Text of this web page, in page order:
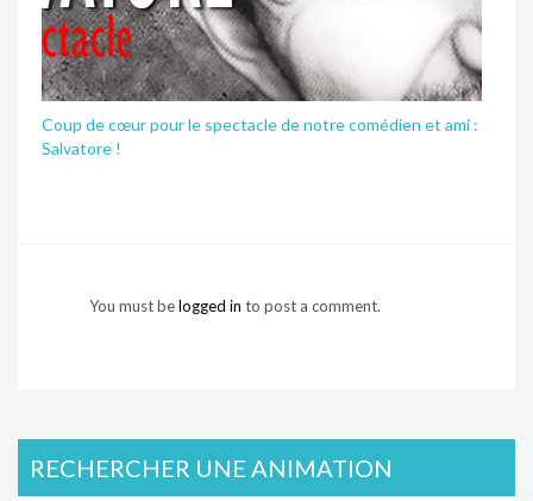
Coup de cœur pour le spectacle de notre comédien et ami :
Salvatore !
You must belogged in to post a comment.
RECHERCHER UNE ANIMATION